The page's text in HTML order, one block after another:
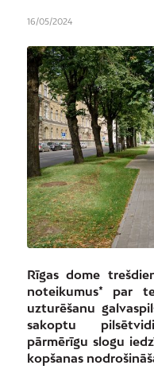
16/05/2024
Rīgas dome
noteikumus* par
uzturēšanu
sakoptu
pārmērīgu slogu
kopšanas